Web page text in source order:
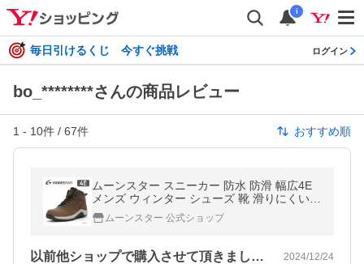
i
毎日引けるくじ 今すぐ挑戦 ログイン
bo_********さんの商品レビュー
1 - 10件 / 67件 おすすめ順
ムーンスター スニーカー 防水 防滑 幅広4E
メンズ ウィンター シューズ 靴 滑りにくい
普段履き moonstar SPLT FGM95 トープ [20
24年秋冬新作] 9月4日発売
ムーンスター 公式ショップ
以前他ショップで購入させて頂きましたブ… 2024/12/24